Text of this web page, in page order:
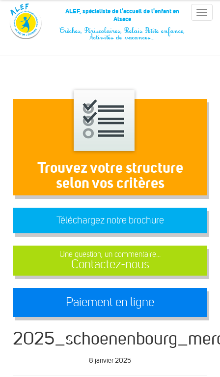
Panneau de gestion des cookies
Toggle
ALEF, spécialiste de l'accueil de l'enfant en
Alsace
Crèches, Périscolaires, Relais Petite enfance,
Activités de vacances…
Trouvez votre structure
selon vos critères
Téléchargez notre brochure
Une question, un commentaire...
Contactez-nous
Paiement en ligne
8 janvier 2025